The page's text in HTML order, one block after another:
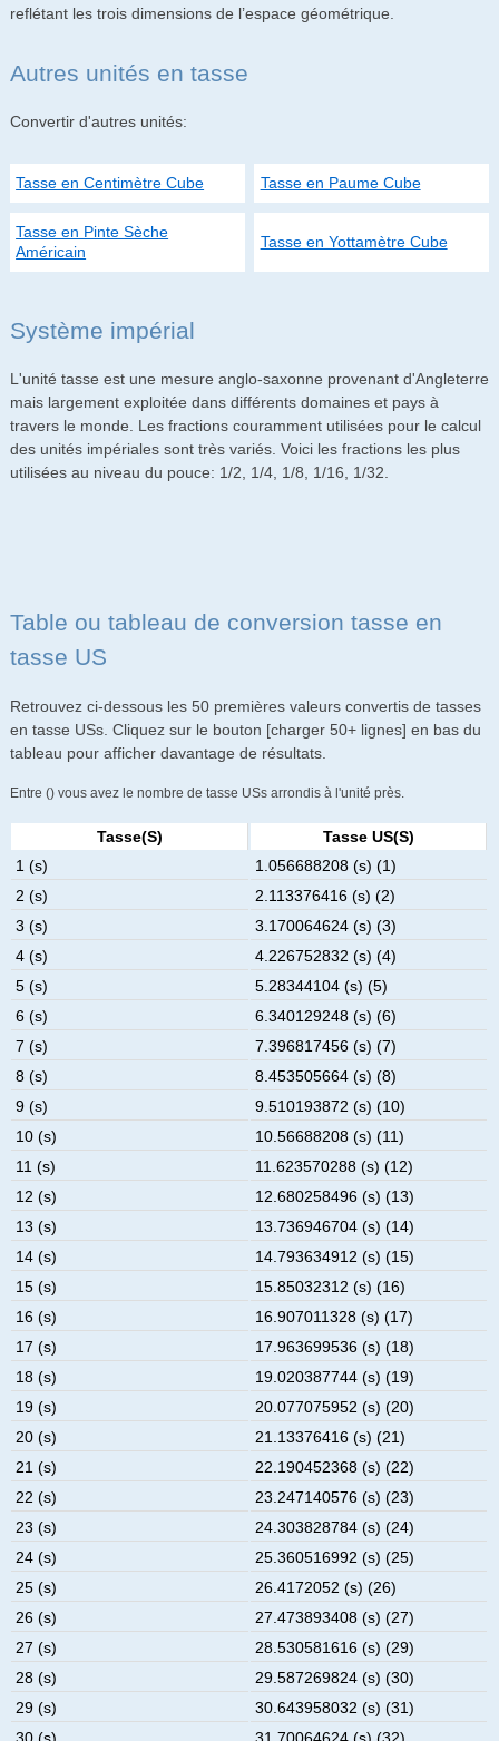
reflétant les trois dimensions de l’espace géométrique.
Autres unités en tasse
Convertir d'autres unités:
Tasse en Centimètre Cube Tasse en Paume Cube
Tasse en Pinte Sèche
Américain
Tasse en Yottamètre Cube
Système impérial
L'unité tasse est une mesure anglo-saxonne provenant d'Angleterre
mais largement exploitée dans différents domaines et pays à
travers le monde. Les fractions couramment utilisées pour le calcul
des unités impériales sont très variés. Voici les fractions les plus
utilisées au niveau du pouce: 1/2, 1/4, 1/8, 1/16, 1/32.
Table ou tableau de conversion tasse en
tasse US
Retrouvez ci-dessous les 50 premières valeurs convertis de tasses
en tasse USs. Cliquez sur le bouton [charger 50+ lignes] en bas du
tableau pour afficher davantage de résultats.
Entre () vous avez le nombre de tasse USs arrondis à l'unité près.
Tasse(s)
Tasse US(s)
1 (s)
1.056688208 (s) (1)
2 (s)
2.113376416 (s) (2)
3 (s)
3.170064624 (s) (3)
4 (s)
4.226752832 (s) (4)
5 (s)
5.28344104 (s) (5)
6 (s)
6.340129248 (s) (6)
7 (s)
7.396817456 (s) (7)
8 (s)
8.453505664 (s) (8)
9 (s)
9.510193872 (s) (10)
10 (s)
10.56688208 (s) (11)
11 (s)
11.623570288 (s) (12)
12 (s)
12.680258496 (s) (13)
13 (s)
13.736946704 (s) (14)
14 (s)
14.793634912 (s) (15)
15 (s)
15.85032312 (s) (16)
16 (s)
16.907011328 (s) (17)
17 (s)
17.963699536 (s) (18)
18 (s)
19.020387744 (s) (19)
19 (s)
20.077075952 (s) (20)
20 (s)
21.13376416 (s) (21)
21 (s)
22.190452368 (s) (22)
22 (s)
23.247140576 (s) (23)
23 (s)
24.303828784 (s) (24)
24 (s)
25.360516992 (s) (25)
25 (s)
26.4172052 (s) (26)
26 (s)
27.473893408 (s) (27)
27 (s)
28.530581616 (s) (29)
28 (s)
29.587269824 (s) (30)
29 (s)
30.643958032 (s) (31)